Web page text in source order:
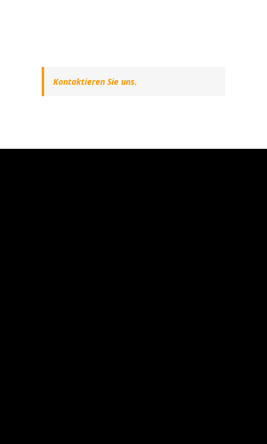
Kontaktieren Sie uns.